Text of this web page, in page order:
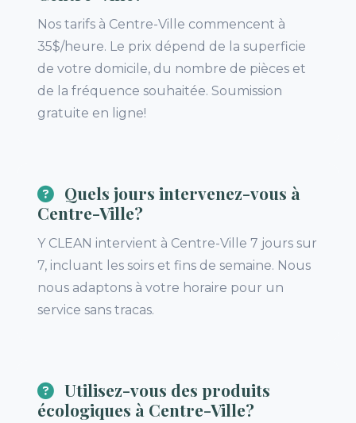
Nos tarifs à Centre-Ville commencent à
35$/heure. Le prix dépend de la superficie
de votre domicile, du nombre de pièces et
de la fréquence souhaitée. Soumission
gratuite en ligne!
Quels jours intervenez-vous à
Centre-Ville?
Y CLEAN intervient à Centre-Ville 7 jours sur
7, incluant les soirs et fins de semaine. Nous
nous adaptons à votre horaire pour un
service sans tracas.
Utilisez-vous des produits
écologiques à Centre-Ville?